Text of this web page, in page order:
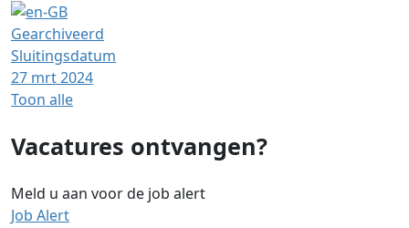
Gearchiveerd
Sluitingsdatum
27 mrt 2024
Toon alle
Vacatures ontvangen?
Meld u aan voor de job alert
Job Alert